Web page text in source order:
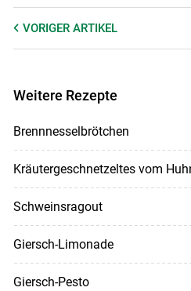
VORIGER ARTIKEL
Weitere Rezepte
Brennnesselbrötchen
Kräutergeschnetzeltes vom
Schweinsragout
Giersch-Limonade
Giersch-Pesto